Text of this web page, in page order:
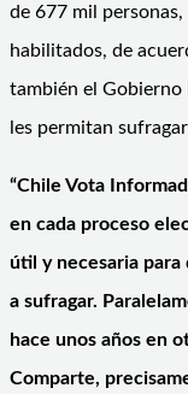
de 677 mil
habilitados, de
también el Gobierno
les permitan
“Chile Vota
en cada proceso
útil y necesaria para
a sufragar.
hace unos años en
Comparte,